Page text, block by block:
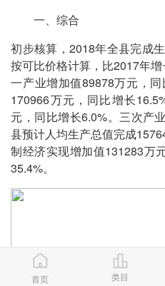
一、综合
初步核算，2018年全县完成
按可比价格计算，比2017年
一产业增加值89878万元，
170966万元，同比增长
元，同比增长6.0%。三次产
县预计人均生产总值完成
制经济实现增加值131283万
35.4%。
首页 类目